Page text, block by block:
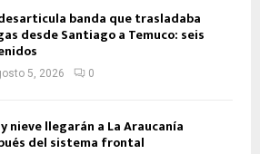
banda que trasladaba
desde Santiago a Temuco: seis
5, 2026 0
nieve llegarán a La Araucanía
del sistema frontal